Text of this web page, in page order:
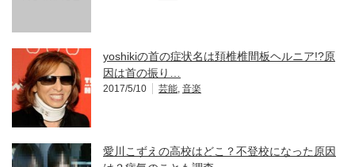
yoshikiの首の症状名は頚椎椎間板ヘルニア!?原
因は首の振り…
2017/5/10 芸能 音楽
愛川こずえの高校はどこ？不登校になった原因